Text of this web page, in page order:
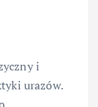
i
urazów.